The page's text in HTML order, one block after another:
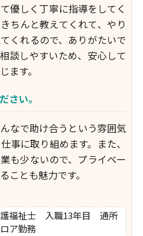
優しく丁寧に指導をしてく
ちんと教えてくれて、やり
くれるので、ありがたいで
談しやすいため、安心して
ます。
さい。
なで助け合うという雰囲気
事に取り組めます。また、
も少ないので、プライベー
ことも魅力です。
福祉士 入職13年目 通所
ア勤務